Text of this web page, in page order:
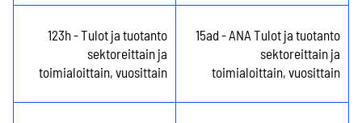
123h - Tulot ja tuotanto
sektoreittain ja
toimialoittain, vuosittain
15ad - ANA Tulot ja tuotanto
sektoreittain ja
toimialoittain, vuosittain